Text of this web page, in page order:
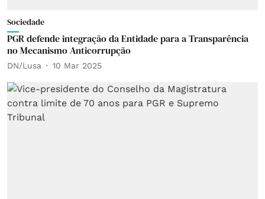
Sociedade
PGR defende integração da Entidade para a Transparência
no Mecanismo Anticorrupção
DN/Lusa 10 Mar 2025